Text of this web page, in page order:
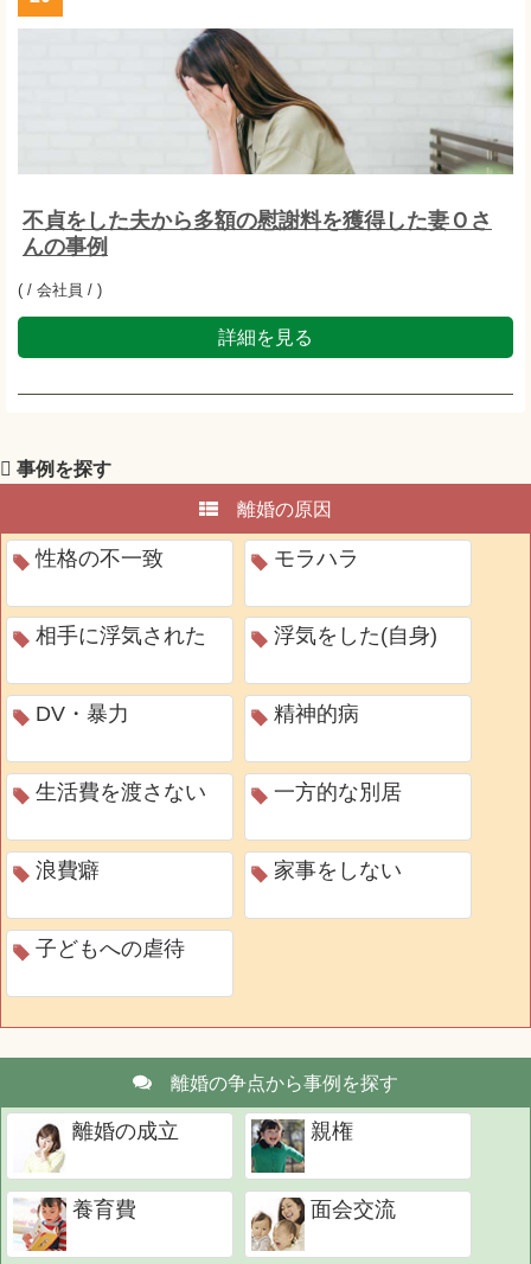
不貞をした夫から多額の慰謝料を獲得した妻Ｏさ
んの事例
( / 会社員 / )
詳細を見る
事例を探す
離婚の原因
性格の不一致 モラハラ
相手に浮気された 浮気をした(自身)
DV・暴力 精神的病
生活費を渡さない 一方的な別居
浪費癖 家事をしない
子どもへの虐待
離婚の争点から事例を探す
離婚の成立 親権
養育費 面会交流